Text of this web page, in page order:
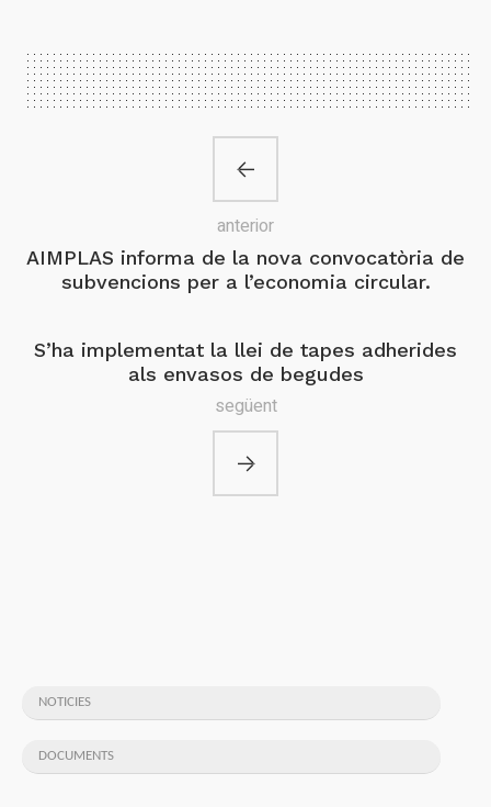
AIMPLAS informa de la nova convocatòria de
subvencions per a l’economia circular.
anterior
S’ha implementat la llei de tapes adherides
als envasos de begudes
següent
NOTICIES
DOCUMENTS